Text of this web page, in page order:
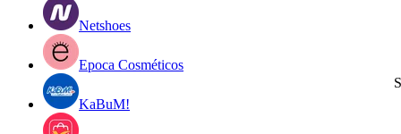
Netshoes
Epoca Cosméticos
KaBuM!